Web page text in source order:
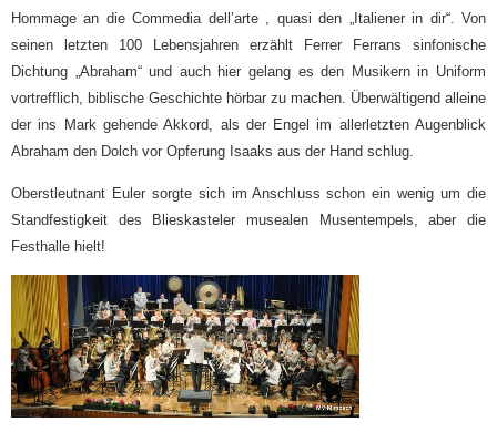
Hommage an die Commedia dell’arte , quasi den „Italiener in dir“. Von
seinen letzten 100 Lebensjahren erzählt Ferrer Ferrans sinfonische
Dichtung „Abraham“ und auch hier gelang es den Musikern in Uniform
vortrefflich, biblische Geschichte hörbar zu machen. Überwältigend alleine
der ins Mark gehende Akkord, als der Engel im allerletzten Augenblick
Abraham den Dolch vor Opferung Isaaks aus der Hand schlug.
Oberstleutnant Euler sorgte sich im Anschluss schon ein wenig um die
Standfestigkeit des Blieskasteler musealen Musentempels, aber die
Festhalle hielt!